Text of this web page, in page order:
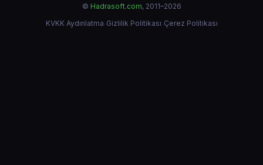
© Hadrasoft.com, 2011–2026
KVKK Aydınlatma·Gizlilik Politikası·Çerez Politikası